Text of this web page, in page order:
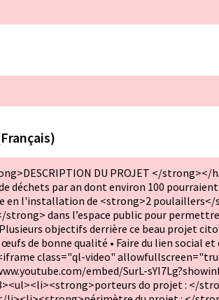
DU PROJET </
déchets par an dont environ 100
en l'installation de <strong>2 poulaillers</
dans l’espace public pour
objectifs derrière ce beau projet
de bonne qualité • Faire du lien social et
class="ql-video"
embed/SurL-
do projet : </